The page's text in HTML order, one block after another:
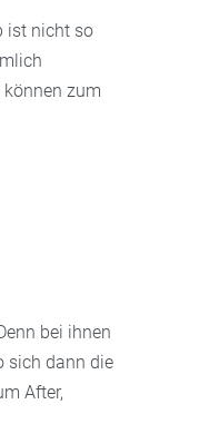
ist nicht so
zum
bei ihnen
sich dann die
After,